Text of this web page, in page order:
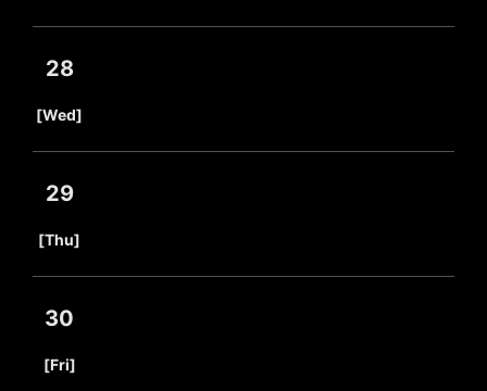
28
[Wed]
29
[Thu]
30
[Fri]